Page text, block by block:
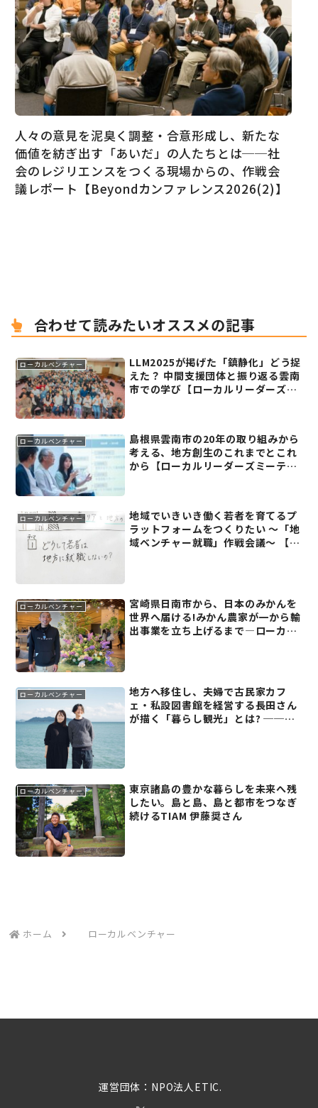
人々の意見を泥臭く調整・合意形成し、新たな
価値を紡ぎ出す「あいだ」の人たちとは──社
会のレジリエンスをつくる現場からの、作戦会
議レポート【Beyondカンファレンス2026(2)】
合わせて読みたいオススメの記事
ローカルベンチャー
LLM2025が掲げた「鎮静化」どう捉
えた？ 中間支援団体と振り返る雲南
市での学び【ローカルリーダーズミ
ローカルベンチャー
島根県雲南市の20年の取り組みから
考える、地方創生のこれまでとこれ
から【ローカルリーダーズミーティ
ローカルベンチャー
地域でいきいき働く若者を育てるプ
ラットフォームをつくりたい 〜「地
域ベンチャー就職」作戦会議〜 【チ
ローカルベンチャー
宮崎県日南市から、日本のみかんを
世界へ届ける!みかん農家が一から輸
出事業を立ち上げるまで―ローカル
ローカルベンチャー
地方へ移住し、夫婦で古民家カフ
ェ・私設図書館を経営する長田さん
が描く「暮らし観光」とは? ──合
ローカルベンチャー
東京諸島の豊かな暮らしを未来へ残
したい。島と島、島と都市をつなぎ
続けるTIAM 伊藤奨さん
ホーム ローカルベンチャー
運営団体：NPO法人ETIC.